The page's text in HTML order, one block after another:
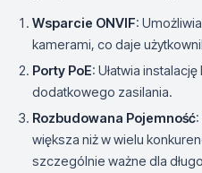
Wsparcie ONVIF:
kamerami, co daje
Porty PoE: Ułatwia
dodatkowego zasilania.
Rozbudowana Pojemność
większa niż w wielu
szczególnie ważne dla